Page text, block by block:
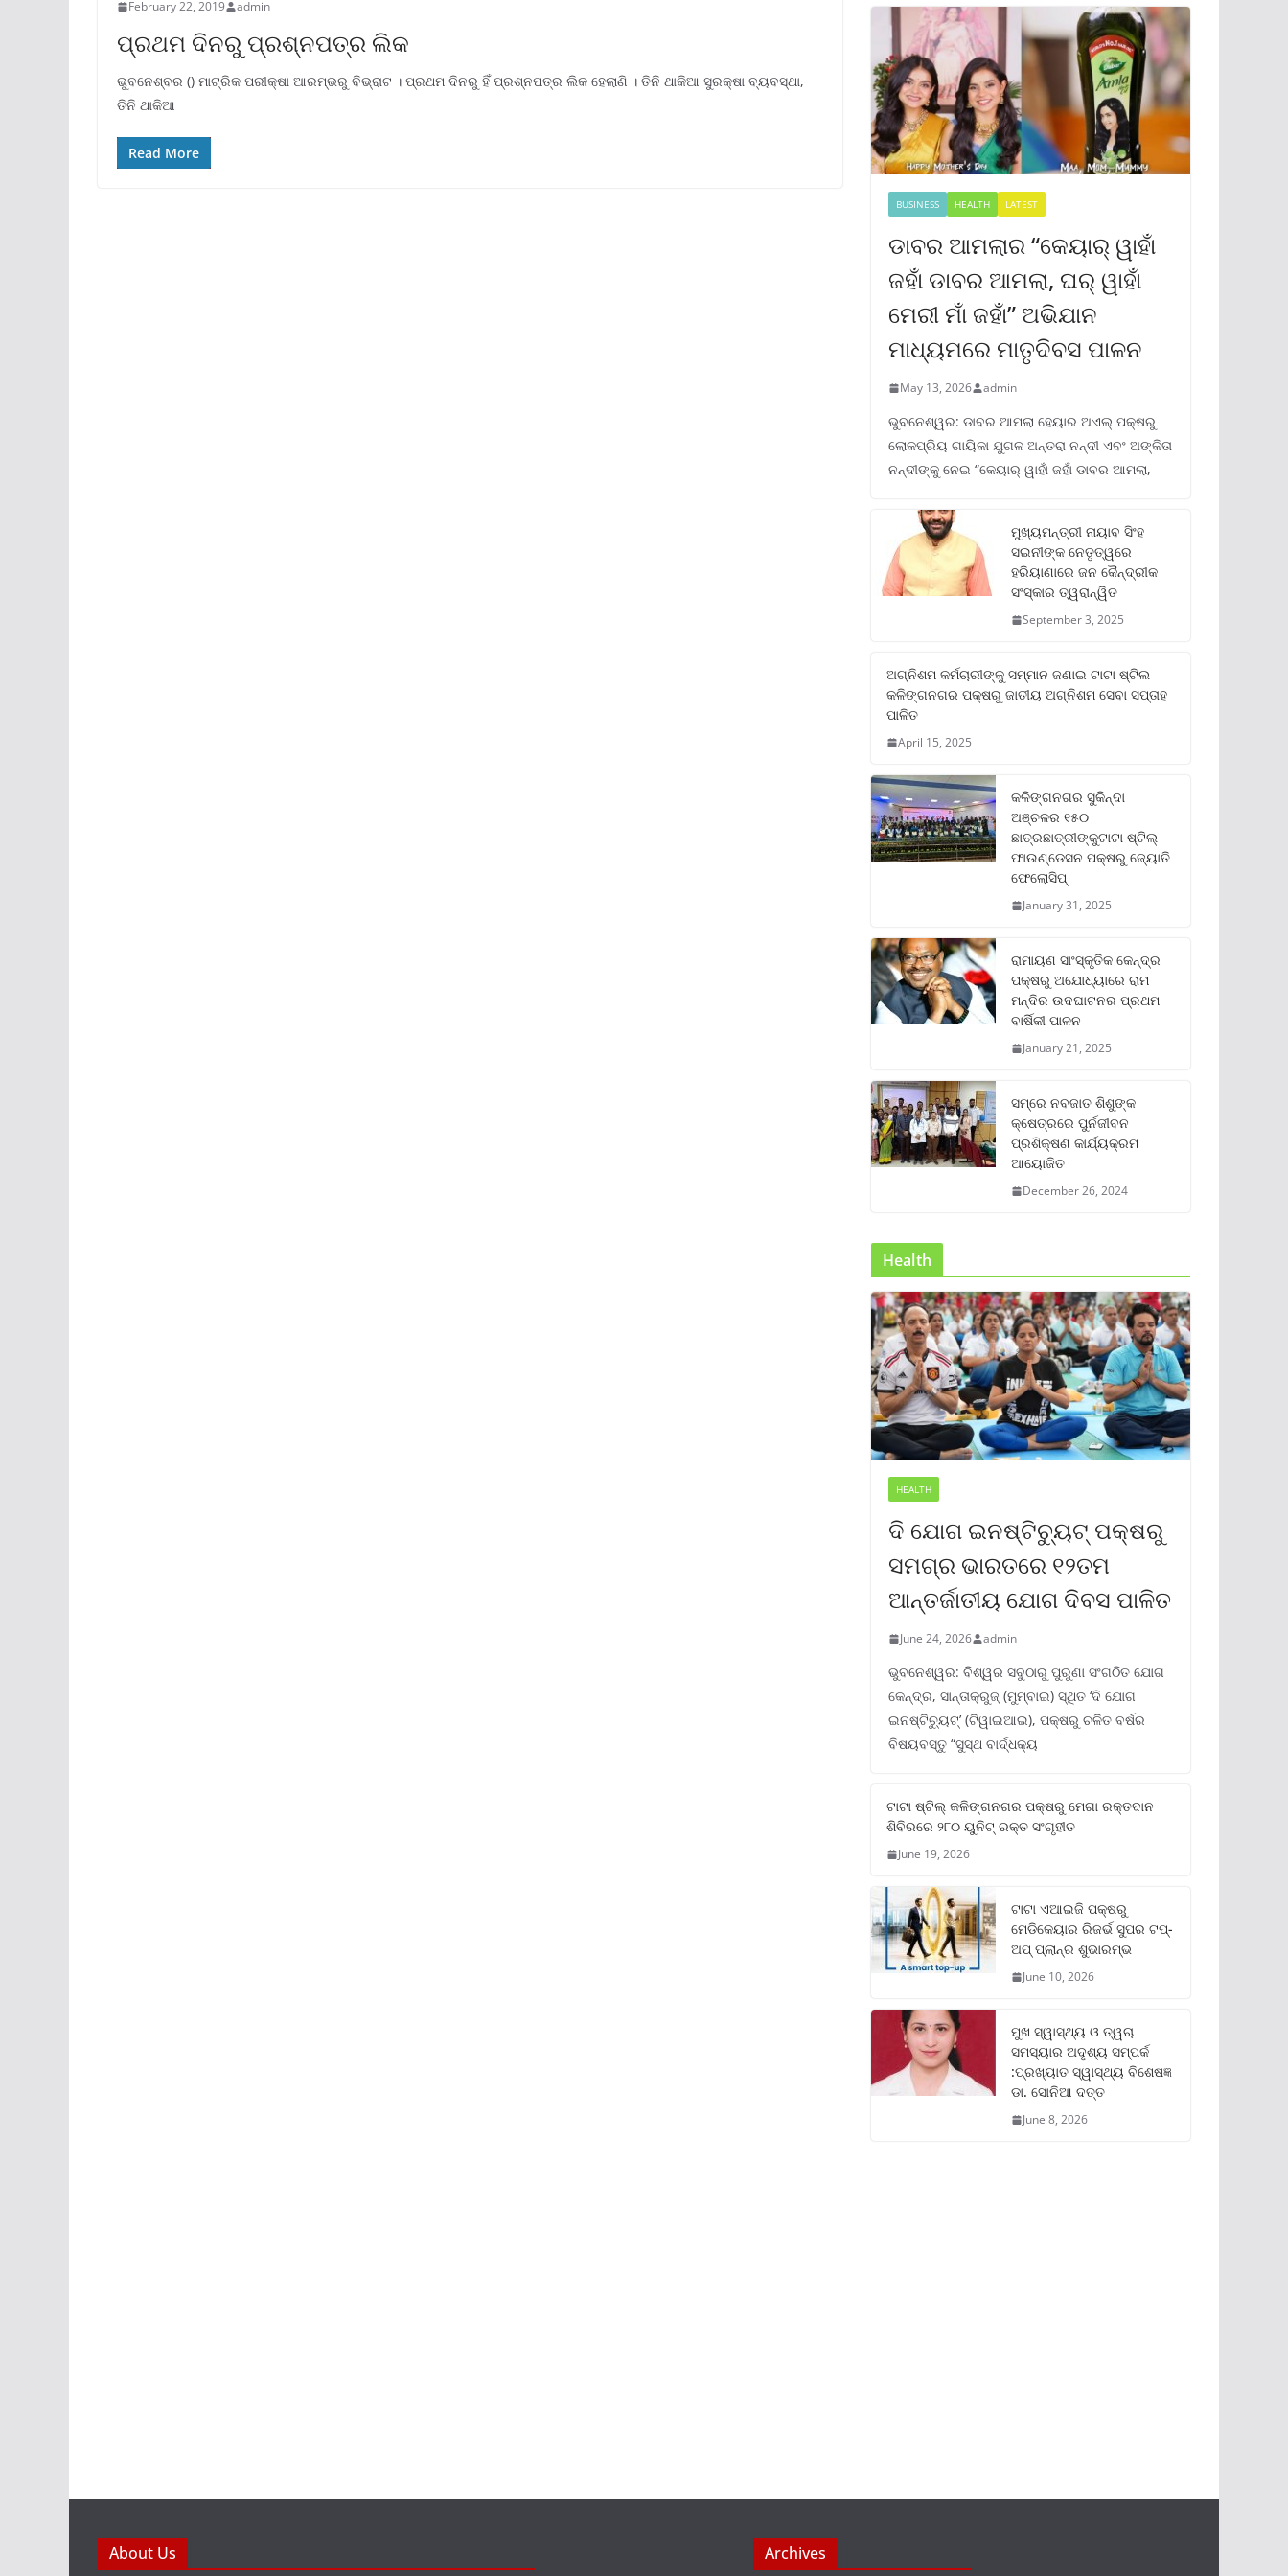
February 22, 2019 admin
ପ୍ରଥମ ଦିନରୁ ପ୍ରଶ୍ନପତ୍ର ଲିକ
ଭୁବନେଶ୍ବର () ମାଟ୍ରିକ ପରୀକ୍ଷା ଆରମ୍ଭରୁ ବିଭ୍ରାଟ । ପ୍ରଥମ ଦିନରୁ ହିଁ ପ୍ରଶ୍ନପତ୍ର ଲିକ ହେଲାଣି । ତିନି ଥାକିଆ ସୁରକ୍ଷା ବ୍ୟବସ୍ଥା,
ତିନି ଥାକିଆ
Read More
BUSINESS HEALTH LATEST
ଡାବର ଆମଲାର “କେୟାର୍ ୱାହାଁ
ଜହାଁ ଡାବର ଆମଲା, ଘର୍ ୱାହାଁ
ମେରୀ ମାଁ ଜହାଁ” ଅଭିଯାନ
ମାଧ୍ୟମରେ ମାତୃଦିବସ ପାଳନ
May 13, 2026 admin
ଭୁବନେଶ୍ୱର: ଡାବର ଆମଲା ହେୟାର ଅଏଲ୍ ପକ୍ଷରୁ
ଲୋକପ୍ରିୟ ଗାୟିକା ଯୁଗଳ ଅନ୍ତରା ନନ୍ଦୀ ଏବଂ ଅଙ୍କିତା
ନନ୍ଦୀଙ୍କୁ ନେଇ “କେୟାର୍ ୱାହାଁ ଜହାଁ ଡାବର ଆମଲା,
ମୁଖ୍ୟମନ୍ତ୍ରୀ ନାୟାବ ସିଂହ
ସଇନୀଙ୍କ ନେତୃତ୍ୱରେ
ହରିୟାଣାରେ ଜନ କୈନ୍ଦ୍ରୀକ
ସଂସ୍କାର ତ୍ୱରାନ୍ୱିତ
September 3, 2025
ଅଗ୍ନିଶମ କର୍ମଚାରୀଙ୍କୁ ସମ୍ମାନ ଜଣାଇ ଟାଟା ଷ୍ଟିଲ
କଳିଙ୍ଗନଗର ପକ୍ଷରୁ ଜାତୀୟ ଅଗ୍ନିଶମ ସେବା ସପ୍ତାହ
ପାଳିତ
April 15, 2025
କଳିଙ୍ଗନଗର ସୁକିନ୍ଦା
ଅଞ୍ଚଳର ୧୫୦
ଛାତ୍ରଛାତ୍ରୀଙ୍କୁଟାଟା ଷ୍ଟିଲ୍
ଫାଉଣ୍ଡେସନ ପକ୍ଷରୁ ଜ୍ୟୋତି
ଫେଲୋସିପ୍‌
January 31, 2025
ରାମାୟଣ ସାଂସ୍କୃତିକ କେନ୍ଦ୍ର
ପକ୍ଷରୁ ଅଯୋଧ୍ୟାରେ ରାମ
ମନ୍ଦିର ଉଦଘାଟନର ପ୍ରଥମ
ବାର୍ଷିକୀ ପାଳନ
January 21, 2025
ସମ୍‌ରେ ନବଜାତ ଶିଶୁଙ୍କ
କ୍ଷେତ୍ରରେ ପୁର୍ନଜୀବନ
ପ୍ରଶିକ୍ଷଣ କାର୍ଯ୍ୟକ୍ରମ
ଆୟୋଜିତ
December 26, 2024
Health
HEALTH
ଦି ଯୋଗ ଇନଷ୍ଟିଚ୍ୟୁଟ୍ ପକ୍ଷରୁ
ସମଗ୍ର ଭାରତରେ ୧୨ତମ
ଆନ୍ତର୍ଜାତୀୟ ଯୋଗ ଦିବସ ପାଳିତ
June 24, 2026 admin
ଭୁବନେଶ୍ୱର: ବିଶ୍ୱର ସବୁଠାରୁ ପୁରୁଣା ସଂଗଠିତ ଯୋଗ
କେନ୍ଦ୍ର, ସାନ୍ତାକ୍ରୁଜ୍ (ମୁମ୍ବାଇ) ସ୍ଥିତ ‘ଦି ଯୋଗ
ଇନଷ୍ଟିଚ୍ୟୁଟ୍‌’ (ଟିୱାଇଆଇ), ପକ୍ଷରୁ ଚଳିତ ବର୍ଷର
ବିଷୟବସ୍ତୁ “ସୁସ୍ଥ ବାର୍ଦ୍ଧକ୍ୟ
ଟାଟା ଷ୍ଟିଲ୍‌ କଳିଙ୍ଗନଗର ପକ୍ଷରୁ ମେଗା ରକ୍ତଦାନ
ଶିବିରରେ ୨୮୦ ୟୁନିଟ୍‌ ରକ୍ତ ସଂଗୃହୀତ
June 19, 2026
ଟାଟା ଏଆଇଜି ପକ୍ଷରୁ
ମେଡିକେୟାର ରିଜର୍ଭ ସୁପର ଟପ୍‌-
ଅପ୍ ପ୍ଲାନ୍‌ର ଶୁଭାରମ୍ଭ
June 10, 2026
ମୁଖ ସ୍ୱାସ୍ଥ୍ୟ ଓ ତ୍ୱଚା
ସମସ୍ୟାର ଅଦୃଶ୍ୟ ସମ୍ପର୍କ
:ପ୍ରଖ୍ୟାତ ସ୍ୱାସ୍ଥ୍ୟ ବିଶେଷଜ୍ଞ
ଡା. ସୋନିଆ ଦତ୍ତ
June 8, 2026
About Us Archives